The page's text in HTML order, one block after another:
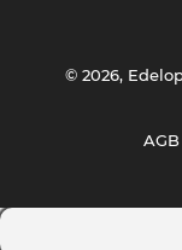
AGB
© 2026,